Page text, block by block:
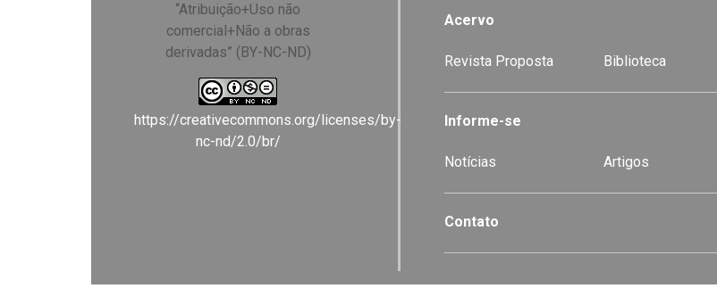
“Atribuição+Uso não
comercial+Não a obras
derivadas” (BY-NC-ND)
https://creativecommons.org/licenses/by-
nc-nd/2.0/br/
Acervo
Revista Proposta Biblioteca
Informe-se
Notícias Artigos
Contato